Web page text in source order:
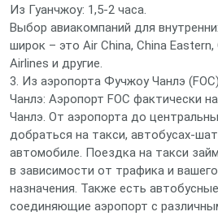
Из Гуанчжоу: 1,5-2 часа.
Выбор авиакомпаний для
широк – это Air China, China Eastern,
Airlines и другие.
3. Из аэропорта Фучжоу Чанлэ
Чанлэ: Аэропорт FOC фактически
Чанлэ. От аэропорта до
добраться на такси, автобусах-
автомобиле. Поездка на такси
в зависимости от трафика и
назначения. Также есть
соединяющие аэропорт с